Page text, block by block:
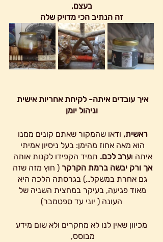
בעצם,
זה הנתיב הכי מדויק שלה
איך עובדים איתה- לקיחת אחריות אישית
וניהול יומן
ראשית, ודאו שהמקור שאתם קונים ממנו
הוא מאה אחוז מהימן: בעל ניסיון אמיתי
איתה וערב לכם. תמיד הקפידו לקנות אותה
אך ורק יבשה ברמת הקרקר ( חוץ מזה שזה
גם אחרת במשקל…) בגרסתה הלכה היא
מאוד פגיעה, בעיקר במחצית השניה של
העונה ( יוני עד ספטמבר)
מכיוון שאין לנו לא מחקרים ולא שום מידע
מבוסס,